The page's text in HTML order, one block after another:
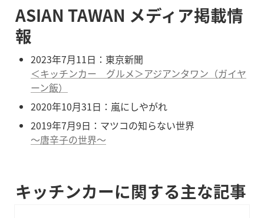
ASIAN TAWAN メディア掲載情
報
＜キッチンカー　グルメ＞アジアンタワン（ガイヤ
ーン飯）
2020年10月31日：嵐にしやがれ
〜唐辛子の世界〜
キッチンカーに関する主な記事